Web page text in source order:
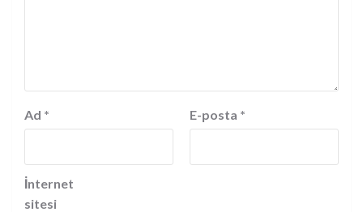
Ad * E-posta *
İnternet
sitesi